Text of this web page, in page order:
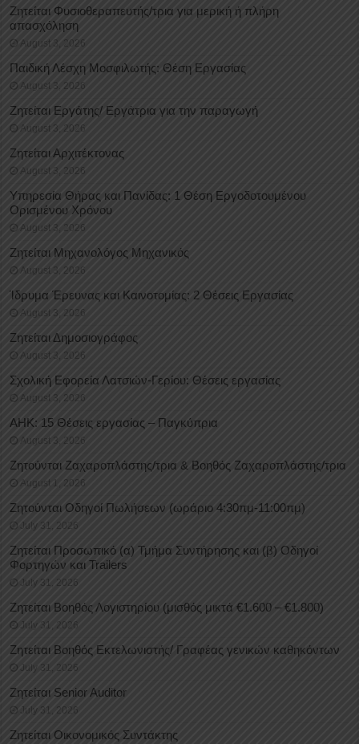
Ζητείται Φυσιοθεραπευτής/τρια για μερική ή πλήρη
απασχόληση
August 3, 2026
Παιδική Λέσχη Μοσφιλωτής: Θέση Εργασίας
August 3, 2026
Ζητείται Εργάτης/ Εργάτρια για την παραγωγή
August 3, 2026
Ζητείται Αρχιτέκτονας
August 3, 2026
Υπηρεσία Θήρας και Πανίδας: 1 Θέση Eργοδοτουμένου
Oρισμένου Xρόνου
August 3, 2026
Ζητείται Μηχανολόγος Μηχανικός
August 3, 2026
Ίδρυμα Έρευνας και Καινοτομίας: 2 Θέσεις Εργασίας
August 3, 2026
Ζητείται Δημοσιογράφος
August 3, 2026
Σχολική Εφορεία Λατσιών-Γερίου: Θέσεις εργασίας
August 3, 2026
ΑΗΚ: 15 Θέσεις εργασίας – Παγκύπρια
August 3, 2026
Ζητούνται Ζαχαροπλάστης/τρια & Βοηθός Ζαχαροπλάστης/τρια
August 1, 2026
Ζητούνται Οδηγοί Πωλήσεων (ωράριο 4:30πμ-11:00πμ)
July 31, 2026
Ζητείται Προσωπικό (α) Τμήμα Συντήρησης και (β) Οδηγοί
Φορτηγών και Trailers
July 31, 2026
Ζητείται Βοηθός Λογιστηρίου (μισθός μικτά €1.600 – €1.800)
July 31, 2026
Ζητείται Βοηθός Εκτελωνιστής/ Γραφέας γενικών καθηκόντων
July 31, 2026
Ζητείται Senior Auditor
July 31, 2026
Ζητείται Οικονομικός Συντάκτης